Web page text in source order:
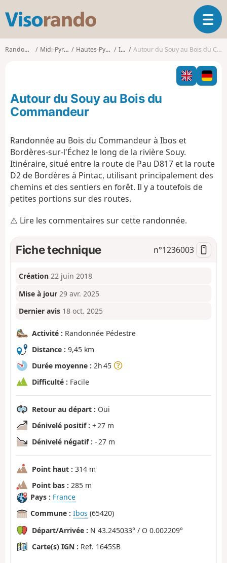
s
o
o
O
u
i
r
l
a
t
Randonnées Midi-Pyrénées Hautes-Pyrénées Ibos Autour du Souy au Bois du Commandeur
Autour du Souy au Bois du
Commandeur
Randonnée au Bois du Commandeur à Ibos et
Bordères-sur-l'Échez le long de la rivière Souy.
Itinéraire, situé entre la route de Pau D817 et la route
D2 de Bordères à Pintac, utilisant principalement des
chemins et des sentiers en forêt. Il y a toutefois de
petites portions sur des routes.
⚠️ Lire les commentaires sur cette randonnée.
Fiche technique n°1236003
Création 22 juin 2018
Mise à jour 29 avr. 2025
Dernier avis 18 oct. 2025
Activité : Randonnée Pédestre
Distance : 9,45 km
Durée moyenne : 2h 45
Difficulté : Facile
Retour au départ : Oui
Dénivelé positif : + 27 m
Dénivelé négatif : - 27 m
Point haut : 314 m
Point bas : 285 m
Pays : France
Commune : Ibos (65420)
Départ/Arrivée : N 43.245033° / O 0.002209°
Carte(s) IGN : Ref. 1645SB